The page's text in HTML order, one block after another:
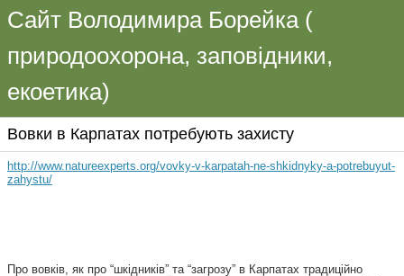
Сайт Володимира Борейка (
природоохорона, заповідники,
екоетика)
Вовки в Карпатах потребують захисту
http://www.natureexperts.org/vovky-v-karpatah-ne-shkidnyky-a-potrebuyut-
zahystu/
Про вовків, як про “шкідників” та “загрозу” в Карпатах традиційно